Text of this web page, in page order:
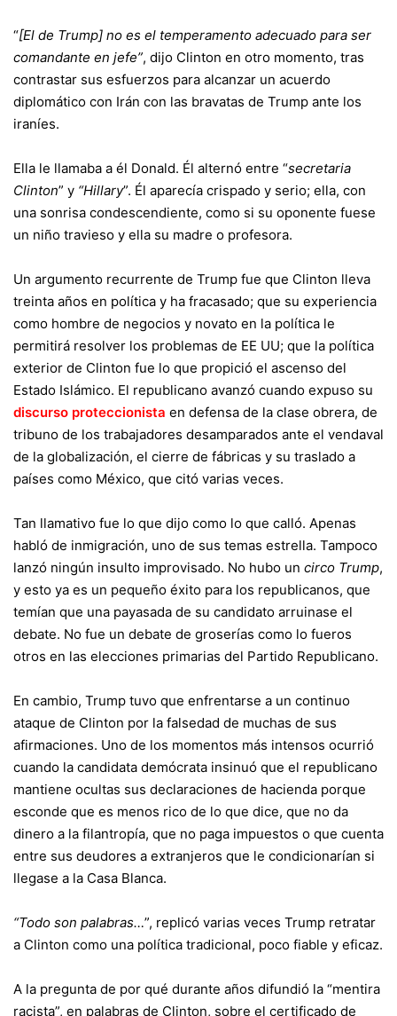
“[El de Trump] no es el temperamento adecuado para ser
comandante en jefe”, dijo Clinton en otro momento, tras
contrastar sus esfuerzos para alcanzar un acuerdo
diplomático con Irán con las bravatas de Trump ante los
iraníes.
Ella le llamaba a él Donald. Él alternó entre “secretaria
Clinton” y “Hillary”. Él aparecía crispado y serio; ella, con
una sonrisa condescendiente, como si su oponente fuese
un niño travieso y ella su madre o profesora.
Un argumento recurrente de Trump fue que Clinton lleva
treinta años en política y ha fracasado; que su experiencia
como hombre de negocios y novato en la política le
permitirá resolver los problemas de EE UU; que la política
exterior de Clinton fue lo que propició el ascenso del
Estado Islámico. El republicano avanzó cuando expuso su
discurso proteccionista en defensa de la clase obrera, de
tribuno de los trabajadores desamparados ante el vendaval
de la globalización, el cierre de fábricas y su traslado a
países como México, que citó varias veces.
Tan llamativo fue lo que dijo como lo que calló. Apenas
habló de inmigración, uno de sus temas estrella. Tampoco
lanzó ningún insulto improvisado. No hubo un circo Trump,
y esto ya es un pequeño éxito para los republicanos, que
temían que una payasada de su candidato arruinase el
debate. No fue un debate de groserías como lo fueros
otros en las elecciones primarias del Partido Republicano.
En cambio, Trump tuvo que enfrentarse a un continuo
ataque de Clinton por la falsedad de muchas de sus
afirmaciones. Uno de los momentos más intensos ocurrió
cuando la candidata demócrata insinuó que el republicano
mantiene ocultas sus declaraciones de hacienda porque
esconde que es menos rico de lo que dice, que no da
dinero a la filantropía, que no paga impuestos o que cuenta
entre sus deudores a extranjeros que le condicionarían si
llegase a la Casa Blanca.
“Todo son palabras…”, replicó varias veces Trump retratar
a Clinton como una política tradicional, poco fiable y eficaz.
A la pregunta de por qué durante años difundió la “mentira
racista”, en palabras de Clinton, sobre el certificado de